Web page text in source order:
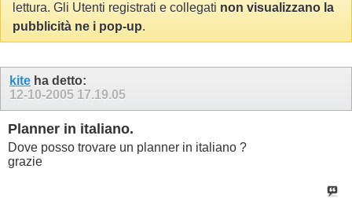
lettura. Gli Utenti registrati e collegati non visualizzano la
pubblicità ne i pop-up.
kite ha detto:
12-10-2005 17.19.05
Planner in italiano.
Dove posso trovare un planner in italiano ?
grazie